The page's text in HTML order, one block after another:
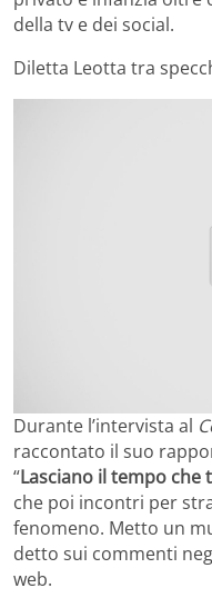
della tv e dei social.
Diletta Leotta tra
Durante l’intervista al
raccontato il suo
“Lasciano il tempo che
che poi incontri per
fenomeno. Metto un
detto sui commenti
web.